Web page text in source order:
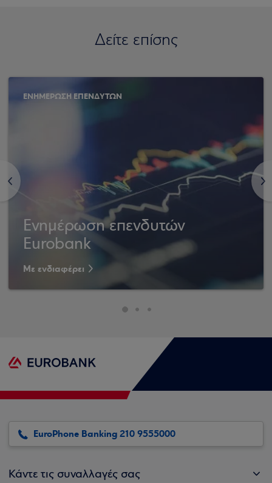
Δείτε επίσης
<
ΕΝΗΜΕΡΩΣΗ ΕΠΕΝΔΥΤΩΝ
Ενημέρωση επενδυτών
Eurobank
Με ενδιαφέρει
>
EuroPhone Banking 210 9555000
Κάντε τις συναλλαγές σας